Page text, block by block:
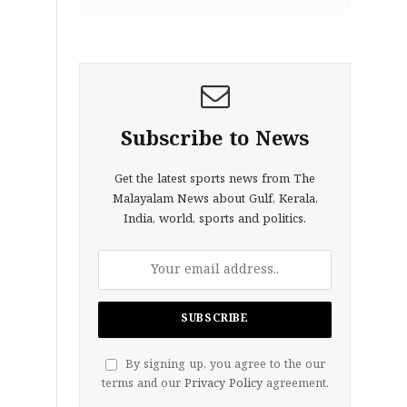
Subscribe to News
Get the latest sports news from The
Malayalam News about Gulf, Kerala,
India, world, sports and politics.
By signing up, you agree to the our
terms and our Privacy Policyagreement.